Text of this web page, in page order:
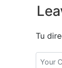
e
g
a
Tu